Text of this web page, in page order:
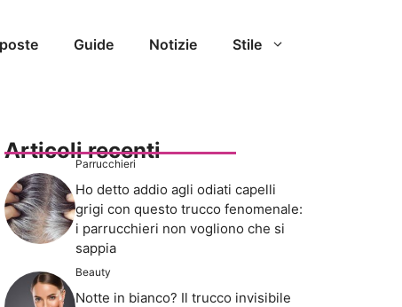
Guide Notizie Stile
Articoli recenti
Parrucchieri
Ho detto addio agli odiati capelli
grigi con questo trucco fenomenale:
i parrucchieri non vogliono che si
sappia
Beauty
Notte in bianco? Il trucco invisibile